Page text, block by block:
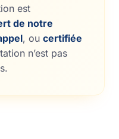
est
de notre
, ou certifiée
n’est pas
.